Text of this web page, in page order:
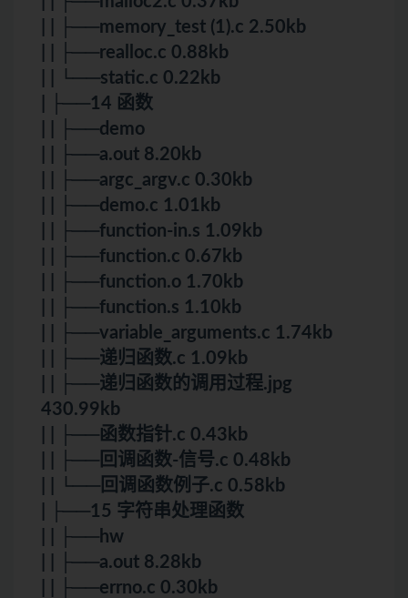
| | ├──memory_test (1).c 2.50kb
| | ├──realloc.c 0.88kb
| | └──static.c 0.22kb
| ├──14 函数
| | ├──demo
| | ├──a.out 8.20kb
| | ├──argc_argv.c 0.30kb
| | ├──demo.c 1.01kb
| | ├──function-in.s 1.09kb
| | ├──function.c 0.67kb
| | ├──function.o 1.70kb
| | ├──function.s 1.10kb
| | ├──variable_arguments.c 1.74kb
| | ├──递归函数.c 1.09kb
| | ├──递归函数的调用过程.jpg
430.99kb
| | ├──函数指针.c 0.43kb
| | ├──回调函数-信号.c 0.48kb
| | └──回调函数例子.c 0.58kb
| ├──15 字符串处理函数
| | ├──hw
| | ├──a.out 8.28kb
| | ├──errno.c 0.30kb